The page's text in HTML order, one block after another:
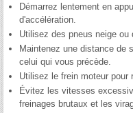
Démarrez lentement en
d'accélération.
Utilisez des pneus neige ou
Maintenez une distance de
celui qui vous précède.
Utilisez le frein moteur pour
Évitez les vitesses
freinages brutaux et les